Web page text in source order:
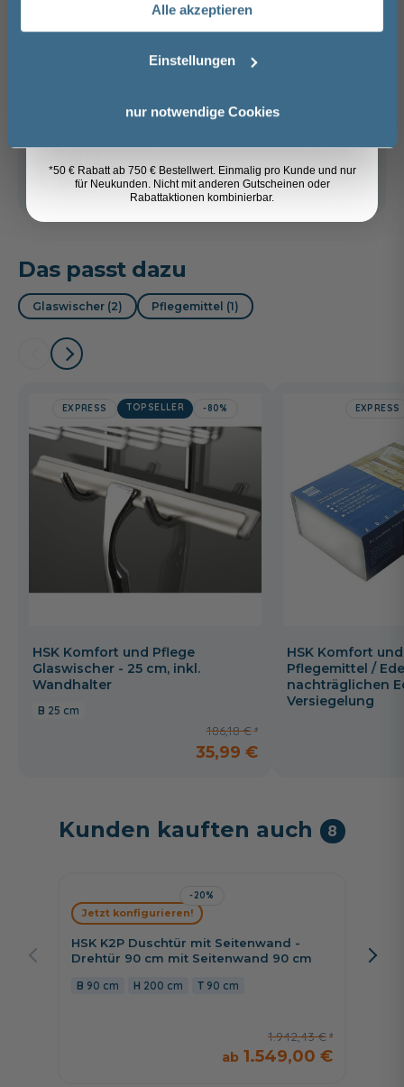
Alle akzeptieren
Einstellungen
nur notwendige Cookies
Weitere Artikel der SerieHSK Favorit
Plus
Das passt dazu
Glaswischer (2) Pflegemittel (1)
EXPRESS TOPSELLER -80%
HSK Komfort und Pflege
Glaswischer - 25 cm, inkl.
Wandhalter
25 cm
186,18 €
35,99 €
EXPRESS
HSK Komfort
Pflegemittel /
nachträglichen
Versiegelung
Kunden kauften auch 8
-20%
HSK K2P Duschtür mit Seitenwand -
Drehtür 90 cm mit Seitenwand 90 cm
90 cm 200 cm 90 cm
1.942,43 €
1.549,00 €
Jetzt konfigurieren!
Email
Anmelden
*50 € Rabatt ab 750 € Bestellwert. Einmalig pro Kunde und nur
für Neukunden. Nicht mit anderen Gutscheinen oder
Rabattaktionen kombinierbar.